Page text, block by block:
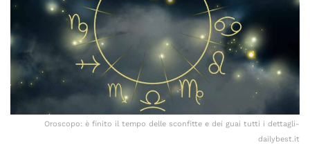
Oroscopo: è finito il tempo delle sconfitte e dei guai tutti i dettagli-
dailybest.it